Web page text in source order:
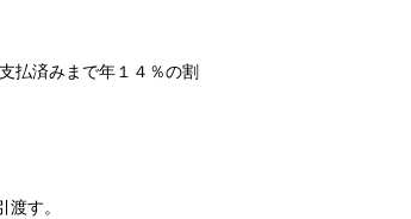
払済みまで年１４％の割
す。